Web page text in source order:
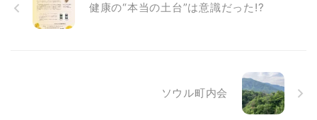
健康の“本当の土台”は意識だった!?
ソウル町内会